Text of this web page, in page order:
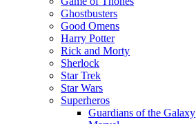
Ghostbusters
Good Omens
Harry Potter
Rick and Morty
Sherlock
Star Trek
Star Wars
Superheros
Guardians of the Galaxy